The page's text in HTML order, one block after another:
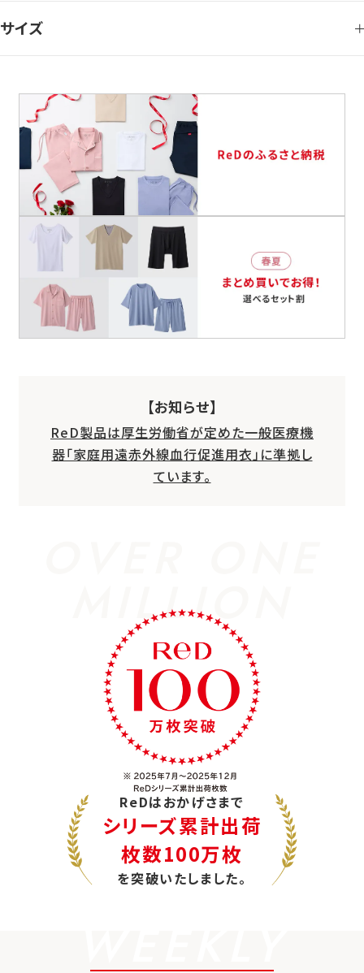
サイズ
【お知らせ】
ReD製品は厚生労働省が定めた一般医療機
器「家庭用遠赤外線血行促進用衣」に準拠し
ています。
MILLION
ReDはおかげさまで
シリーズ累計出荷
枚数100万枚
を突破いたしました。